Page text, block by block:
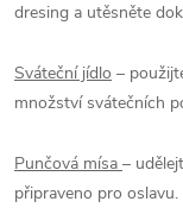
dresing a utěsněte
Sváteční jídlo –
množství svátečních
Punčová mísa –
připraveno pro oslavu.